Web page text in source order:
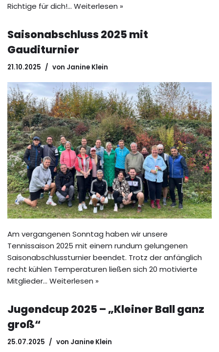
Richtige für dich!… Weiterlesen »
Saisonabschluss 2025 mit
Gauditurnier
21.10.2025 von Janine Klein
Am vergangenen Sonntag haben wir unsere
Tennissaison 2025 mit einem rundum gelungenen
Saisonabschlussturnier beendet. Trotz der anfänglich
recht kühlen Temperaturen ließen sich 20 motivierte
Mitglieder… Weiterlesen »
Jugendcup 2025 – „Kleiner Ball ganz
groß“
25.07.2025 von Janine Klein